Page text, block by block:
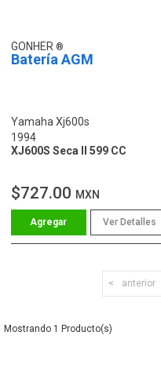
GONHER
Batería AGM
Yamaha Xj600s
1994
XJ600S Seca II 599 CC
$727.00 MXN
Ver Detalles
anterior
1